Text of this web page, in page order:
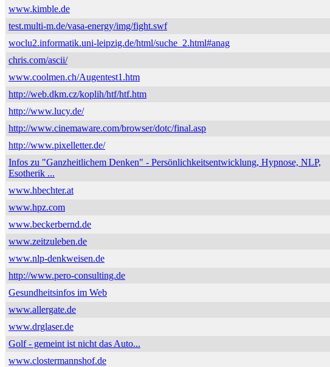
www.kimble.de
test.multi-m.de/vasa-energy/img/fight.swf
woclu2.informatik.uni-leipzig.de/html/suche_2.html#anag
chris.com/ascii/
www.coolmen.ch/Augentest1.htm
http://web.dkm.cz/koplih/htf/htf.htm
http://www.lucy.de/
http://www.cinemaware.com/browser/dotc/final.asp
http://www.pixelletter.de/
Infos zu "Ganzheitlichem Denken" - Persönlichkeitsentwicklung, Hypnose, NLP,
Esotherik ...
www.hbechter.at
www.hpz.com
www.beckerbernd.de
www.zeitzuleben.de
www.nlp-denkweisen.de
http://www.pero-consulting.de
Gesundheitsinfos im Web
www.allergate.de
www.drglaser.de
Golf - gemeint ist nicht das Auto...
www.clostermannshof.de